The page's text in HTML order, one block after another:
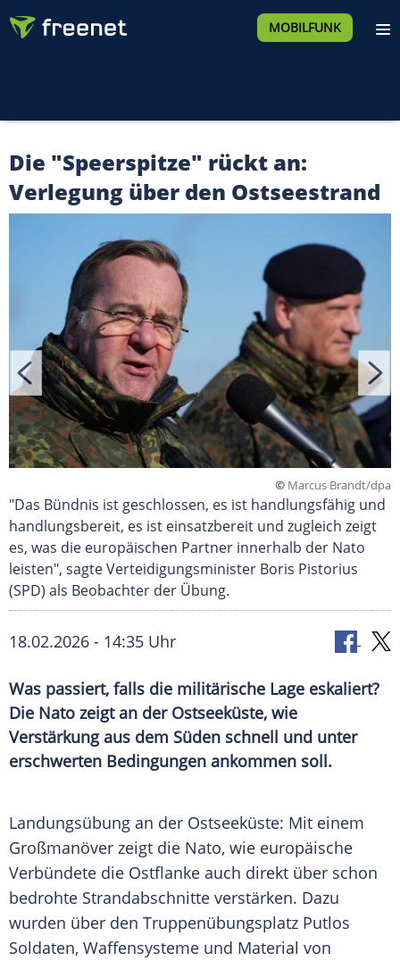
MOBILFUNK
Die "Speerspitze" rückt an:
Verlegung über den Ostseestrand
© Marcus Brandt/dpa
"Das Bündnis ist geschlossen, es ist handlungsfähig und
handlungsbereit, es ist einsatzbereit und zugleich zeigt
es, was die europäischen Partner innerhalb der Nato
leisten", sagte Verteidigungsminister Boris Pistorius
(SPD) als Beobachter der Übung.
18.02.2026 - 14:35 Uhr
Was passiert, falls die militärische Lage eskaliert?
Die Nato zeigt an der Ostseeküste, wie
Verstärkung aus dem Süden schnell und unter
erschwerten Bedingungen ankommen soll.
Landungsübung an der Ostseeküste: Mit einem
Großmanöver zeigt die Nato, wie europäische
Verbündete die Ostflanke auch direkt über schon
bedrohte Strandabschnitte verstärken. Dazu
wurden über den Truppenübungsplatz Putlos
Soldaten, Waffensysteme und Material von